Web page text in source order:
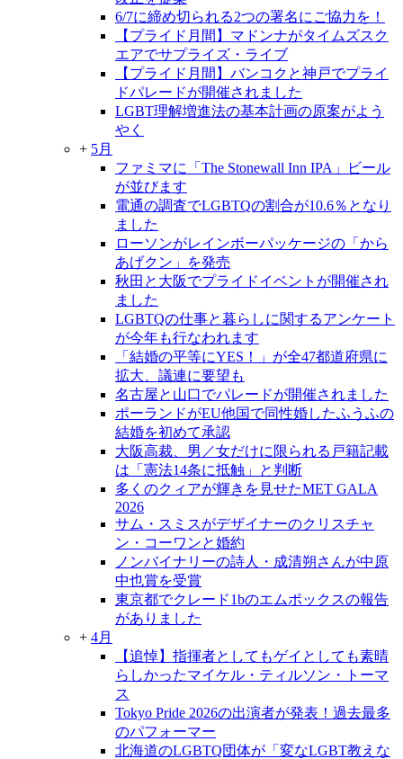
6/7に締め切られる2つの署名にご協力を！
【プライド月間】マドンナがタイムズスク
エアでサプライズ・ライブ
【プライド月間】バンコクと神戸でプライ
ドパレードが開催されました
LGBT理解増進法の基本計画の原案がよう
やく
+ 5月
ファミマに「The Stonewall Inn IPA」ビール
が並びます
電通の調査でLGBTQの割合が10.6％となり
ました
ローソンがレインボーパッケージの「から
あげクン」を発売
秋田と大阪でプライドイベントが開催され
ました
LGBTQの仕事と暮らしに関するアンケート
が今年も行なわれます
「結婚の平等にYES！」が全47都道府県に
拡大、議連に要望も
名古屋と山口でパレードが開催されました
ポーランドがEU他国で同性婚したふうふの
結婚を初めて承認
大阪高裁、男／女だけに限られる戸籍記載
は「憲法14条に抵触」と判断
多くのクィアが輝きを見せたMET GALA
2026
サム・スミスがデザイナーのクリスチャ
ン・コーワンと婚約
ノンバイナリーの詩人・成清朔さんが中原
中也賞を受賞
東京都でクレード1bのエムポックスの報告
がありました
+ 4月
【追悼】指揮者としてもゲイとしても素晴
らしかったマイケル・ティルソン・トーマ
ス
Tokyo Pride 2026の出演者が発表！過去最多
のパフォーマー
北海道のLGBTQ団体が「変なLGBT教えな